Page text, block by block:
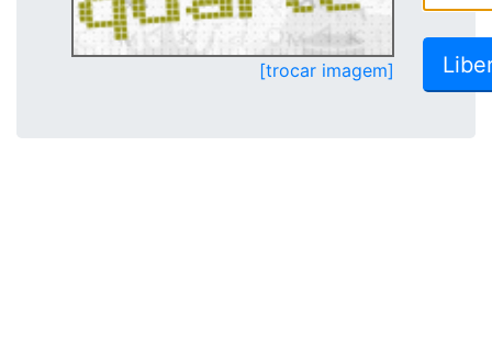
[trocar imagem]